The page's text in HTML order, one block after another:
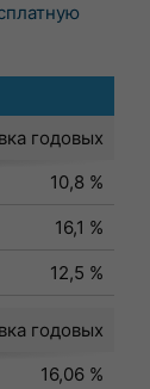
годовых
10,8 %
16,1 %
12,5 %
годовых
16,06 %